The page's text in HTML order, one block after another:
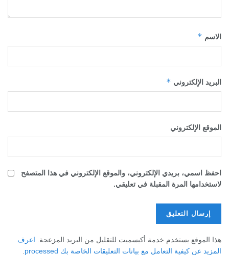
الاسم *
البريد الإلكتروني *
الموقع الإلكتروني
احفظ اسمي، بريدي الإلكتروني، والموقع الإلكتروني في هذا المتصفح
لاستخدامها المرة المقبلة في تعليقي.
هذا الموقع يستخدم خدمة أكيسميت للتقليل من البريد المزعجة. اعرف
المزيد عن كيفية التعامل مع بيانات التعليقات الخاصة بك processed